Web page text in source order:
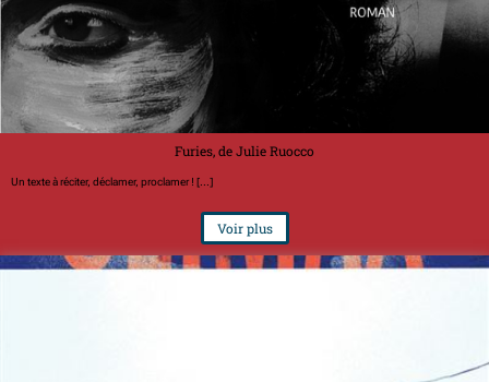
Furies, de Julie Ruocco
Un texte à réciter, déclamer, proclamer ! [...]
Voir plus